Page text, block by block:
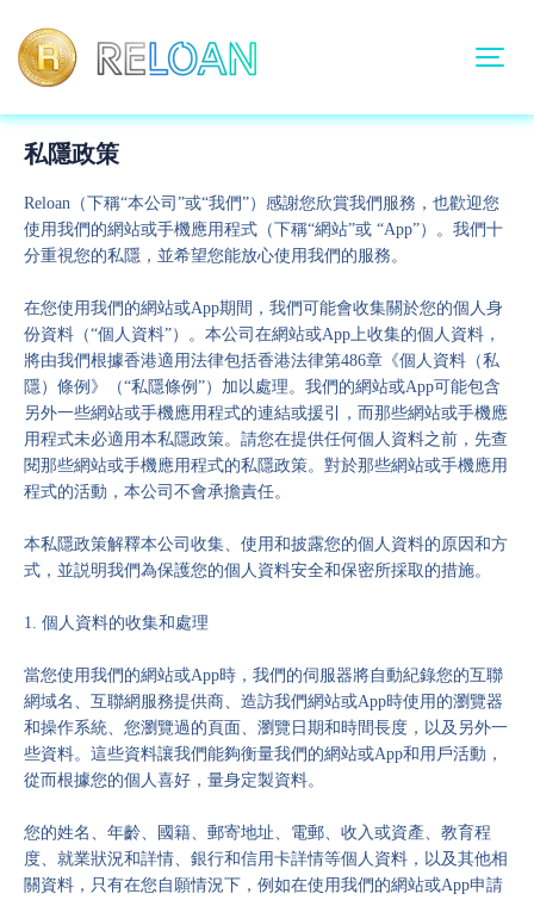
私隱政策
Reloan（下稱“本公司”或“我們”）感謝您欣賞我們服務，也歡迎您
使用我們的網站或手機應用程式（下稱“網站”或 “App”）。我們十
分重視您的私隱，並希望您能放心使用我們的服務。
在您使用我們的網站或App期間，我們可能會收集關於您的個人身
份資料（“個人資料”）。本公司在網站或App上收集的個人資料，
將由我們根據香港適用法律包括香港法律第486章《個人資料（私
隱）條例》（“私隱條例”）加以處理。我們的網站或App可能包含
另外一些網站或手機應用程式的連結或援引，而那些網站或手機應
用程式未必適用本私隱政策。請您在提供任何個人資料之前，先查
閱那些網站或手機應用程式的私隱政策。對於那些網站或手機應用
程式的活動，本公司不會承擔責任。
本私隱政策解釋本公司收集、使用和披露您的個人資料的原因和方
式，並説明我們為保護您的個人資料安全和保密所採取的措施。
1. 個人資料的收集和處理
當您使用我們的網站或App時，我們的伺服器將自動紀錄您的互聯
網域名、互聯網服務提供商、造訪我們網站或App時使用的瀏覽器
和操作系統、您瀏覽過的頁面、瀏覽日期和時間長度，以及另外一
些資料。這些資料讓我們能夠衡量我們的網站或App和用戶活動，
從而根據您的個人喜好，量身定製資料。
您的姓名、年齡、國籍、郵寄地址、電郵、收入或資產、教育程
度、就業狀況和詳情、銀行和信用卡詳情等個人資料，以及其他相
關資料，只有在您自願情況下，例如在使用我們的網站或App申請